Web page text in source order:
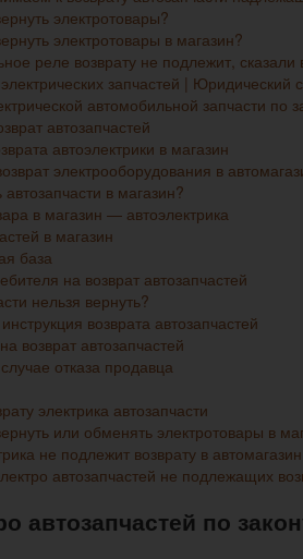
электротовары?
электротовары в магазин?
реле возврату не подлежит, сказали
запчастей | Юридический
автомобильной запчасти по
автозапчастей
автоэлектрики в магазин
электрооборудования в
автозапчасти в магазин?
в магазин — автоэлектрика
в магазин
база
на возврат автозапчастей
нельзя вернуть?
возврата автозапчастей
возврат автозапчастей
отказа продавца
электрика автозапчасти
или обменять электротовары в
не подлежит возврату в автомагазин
автозапчастей не подлежащих
автозапчастей по